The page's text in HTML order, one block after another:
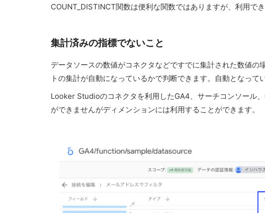
COUNT_DISTINCT関数は便利な関数ではありますが、利用で
集計済みの指標でないこと
データソースの数値がコネクタなどですでに集計された数値
トの集計が自動になっているかで判断できます。自動となっ
Looker Studioのコネクタを利用したGA4、サーチコンソール
ができませんがディメンションには利用することができます。